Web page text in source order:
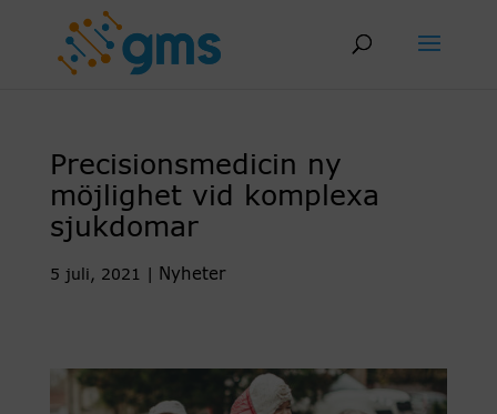
Precisionsmedicin ny
möjlighet vid komplexa
sjukdomar
5 juli, 2021 Nyheter